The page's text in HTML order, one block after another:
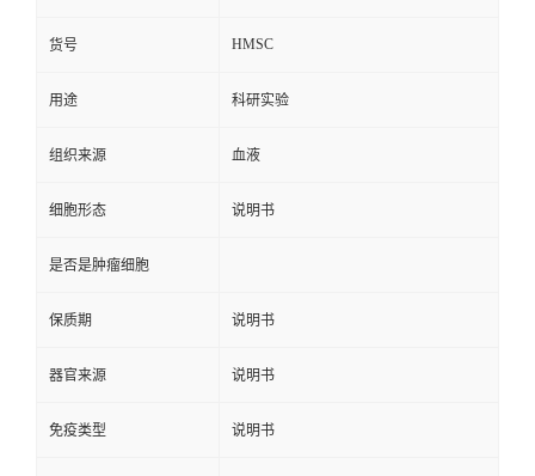
货号 HMSC
用途 科研实验
组织来源 血液
细胞形态 说明书
是否是肿瘤细胞
保质期 说明书
器官来源 说明书
免疫类型 说明书